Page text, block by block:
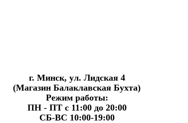
г. Минск, ул. Лидская 4
(Магазин Балаклавская Бухта)
Режим работы:
ПН - ПТ с 11:00 до 20:00
СБ-ВС 10:00-19:00